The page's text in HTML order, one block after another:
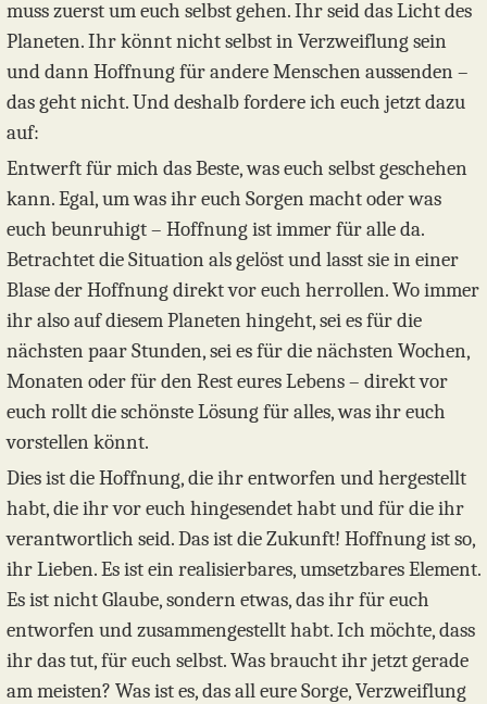
muss zuerst um euch selbst gehen. Ihr seid das Licht des
Planeten. Ihr könnt nicht selbst in Verzweiflung sein
und dann Hoffnung für andere Menschen aussenden –
das geht nicht. Und deshalb fordere ich euch jetzt dazu
auf:
Entwerft für mich das Beste, was euch selbst geschehen
kann. Egal, um was ihr euch Sorgen macht oder was
euch beunruhigt – Hoffnung ist immer für alle da.
Betrachtet die Situation als gelöst und lasst sie in einer
Blase der Hoffnung direkt vor euch herrollen. Wo immer
ihr also auf diesem Planeten hingeht, sei es für die
nächsten paar Stunden, sei es für die nächsten Wochen,
Monaten oder für den Rest eures Lebens – direkt vor
euch rollt die schönste Lösung für alles, was ihr euch
vorstellen könnt.
Dies ist die Hoffnung, die ihr entworfen und hergestellt
habt, die ihr vor euch hingesendet habt und für die ihr
verantwortlich seid. Das ist die Zukunft! Hoffnung ist so,
ihr Lieben. Es ist ein realisierbares, umsetzbares Element.
Es ist nicht Glaube, sondern etwas, das ihr für euch
entworfen und zusammengestellt habt. Ich möchte, dass
ihr das tut, für euch selbst. Was braucht ihr jetzt gerade
am meisten? Was ist es, das all eure Sorge, Verzweiflung